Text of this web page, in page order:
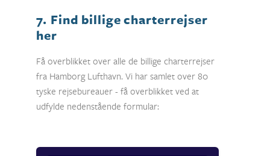
7. Find billige charterrejser
her
Få overblikket over alle de billige charterrejser
fra Hamborg Lufthavn. Vi har samlet over 80
tyske rejsebureauer - få overblikket ved at
udfylde nedenstående formular: